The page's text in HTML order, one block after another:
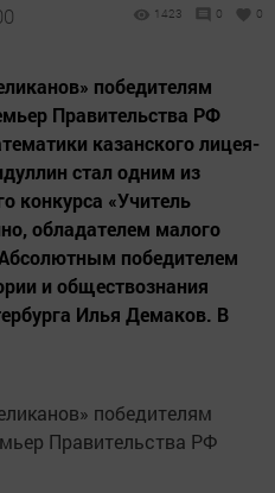
1423 0 0
победителям
Правительства РФ
казанского лицея-
стал одним из
конкурса «Учитель
обладателем малого
победителем
и обществознания
Илья Демаков. В
победителям
Правительства РФ